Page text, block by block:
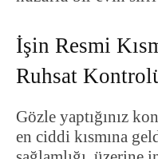
İşin Resmi
Ruhsat
Gözle yaptığınız
en ciddi kısmına